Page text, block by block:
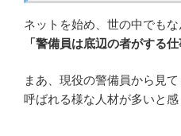
ネットを始め、世の中でも
「警備員は底辺の者がする仕
まあ、現役の警備員から見
呼ばれる様な人材が多いと感